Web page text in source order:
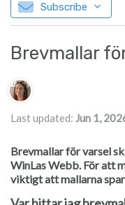
Subscribe
Brevmallar
Authors list
Last updated: Jun 1,
Brevmallar för varsel
WinLas Webb. För att
viktigt att mallarna